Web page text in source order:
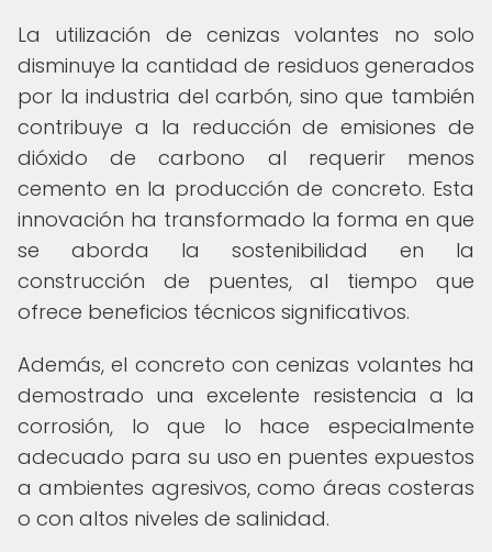
La utilización de cenizas volantes no solo
disminuye la cantidad de residuos generados
por la industria del carbón, sino que también
contribuye a la reducción de emisiones de
dióxido de carbono al requerir menos
cemento en la producción de concreto. Esta
innovación ha transformado la forma en que
se aborda la sostenibilidad en la
construcción de puentes, al tiempo que
ofrece beneficios técnicos significativos.
Además, el concreto con cenizas volantes ha
demostrado una excelente resistencia a la
corrosión, lo que lo hace especialmente
adecuado para su uso en puentes expuestos
a ambientes agresivos, como áreas costeras
o con altos niveles de salinidad.